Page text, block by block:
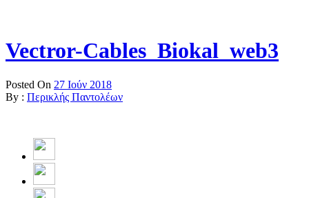
Vectror-Cables_Biokal_web3
Posted On 27 Ιούν 2018
By : Περικλής Παντολέων